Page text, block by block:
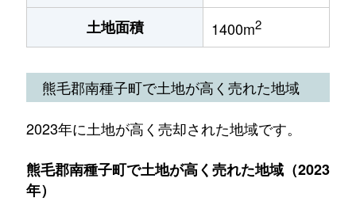
土地面積
1400m2
熊毛郡南種子町で土地が高く売れた地域
2023年に土地が高く売却された地域です。
熊毛郡南種子町で土地が高く売れた地域（2023
年）